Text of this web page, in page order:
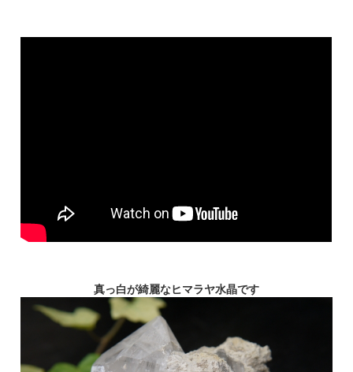
真っ白が綺麗なヒマラヤ水晶です